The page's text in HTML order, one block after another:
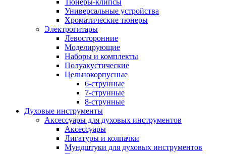
Тюнеры-клипсы
Универсальные устройства
Хроматические тюнеры
Электрогитары
Левосторонние
Моделирующие
Наборы и комплекты
Полуакустические
Цельнокорпусные
6-струнные
7-струнные
8-струнные
Духовые инструменты
Аксессуары для духовых инструментов
Аксессуары
Лигатуры и колпачки
Мундштуки для духовых инструментов